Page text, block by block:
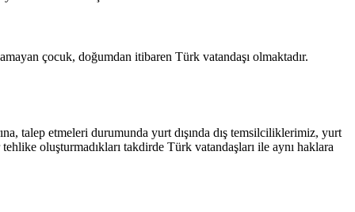
çocuk, doğumdan itibaren Türk vatandaşı olmaktadır.
talep etmeleri durumunda yurt dışında dış temsilciliklerimiz, yurt
oluşturmadıkları takdirde Türk vatandaşları ile aynı haklara